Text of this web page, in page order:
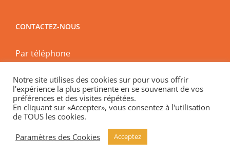
CONTACTEZ-NOUS
Par téléphone
En physique
Spécial encadrement des loyers « En visio »
Notre site utilises des cookies sur pour vous offrir
l'expérience la plus pertinente en se souvenant de vos
préférences et des visites répétées.
En cliquant sur «Accepter», vous consentez à l'utilisation
de TOUS les cookies.
Paramètres des Cookies
Acceptez